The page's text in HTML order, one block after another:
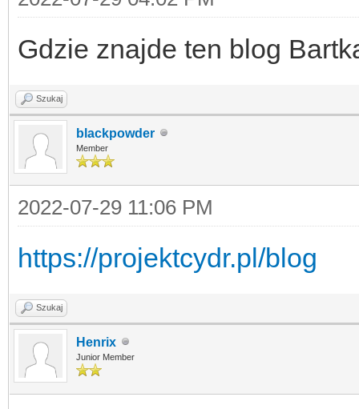
Gdzie znajde ten blog
Szukaj
blackpowder
Member
2022-07-29 11:06 PM
https://projektcydr.pl/blog
Szukaj
Henrix
Junior Member